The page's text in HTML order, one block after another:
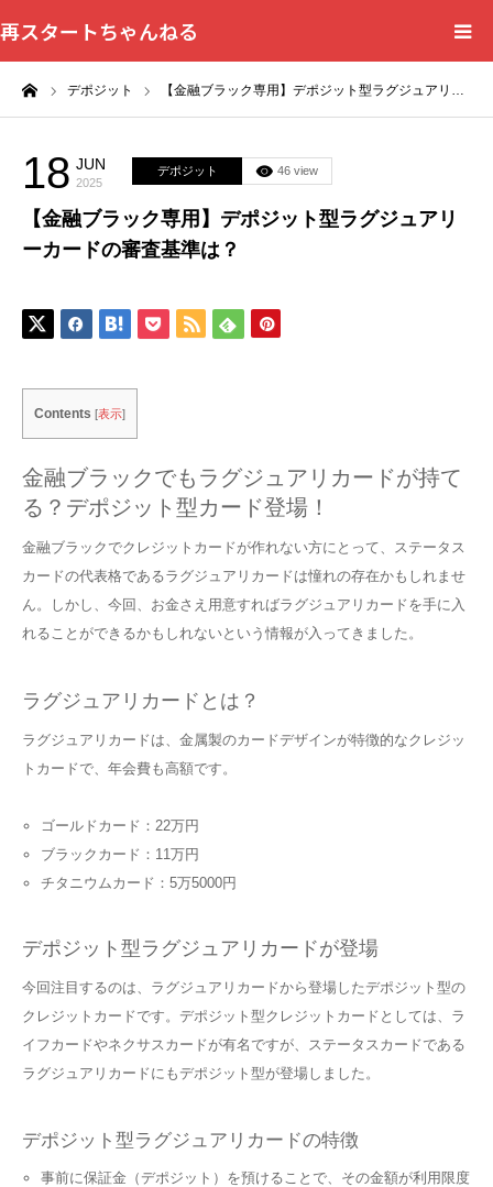
再スタートちゃんねる
デポジット 【金融ブラック専用】デポジット型ラグジュアリ…
18 JUN
2025
デポジット 46 view
【金融ブラック専用】デポジット型ラグジュアリ
ーカードの審査基準は？
Contents [表示]
金融ブラックでもラグジュアリカードが持て
る？デポジット型カード登場！
金融ブラックでクレジットカードが作れない方にとって、ステータス
カードの代表格であるラグジュアリカードは憧れの存在かもしれませ
ん。しかし、今回、お金さえ用意すればラグジュアリカードを手に入
れることができるかもしれないという情報が入ってきました。
ラグジュアリカードとは？
ラグジュアリカードは、金属製のカードデザインが特徴的なクレジッ
トカードで、年会費も高額です。
ゴールドカード：22万円
ブラックカード：11万円
チタニウムカード：5万5000円
デポジット型ラグジュアリカードが登場
今回注目するのは、ラグジュアリカードから登場したデポジット型の
クレジットカードです。デポジット型クレジットカードとしては、ラ
イフカードやネクサスカードが有名ですが、ステータスカードである
ラグジュアリカードにもデポジット型が登場しました。
デポジット型ラグジュアリカードの特徴
事前に保証金（デポジット）を預けることで、その金額が利用限度
HOME
カテゴリー一覧
問い合わせフォーム